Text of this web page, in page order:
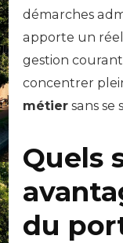
démarches
apporte un réel
gestion
concentrer
métier sans se
Quels
du